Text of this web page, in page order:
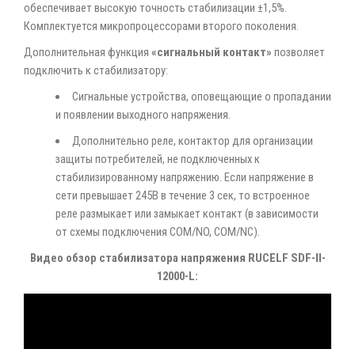
обеспечивает высокую точность стабилизации ±1,5%.
Комплектуется микропроцессорами второго поколения.
Дополнительная функция «сигнальный контакт» позволяет
подключить к стабилизатору:
Сигнальные устройства, оповещающие о пропадании
и появлении выходного напряжения.
Дополнительно реле, контактор для организации
защиты потребителей, не подключенных к
стабилизированному напряжению. Если напряжение в
сети превышает 245В в течение 3 сек, то встроенное
реле размыкает или замыкает контакт (в зависимости
от схемы подключения COM/NO, COM/NC).
Видео обзор стабилизатора напряжения RUCELF SDF-II-
12000-L: